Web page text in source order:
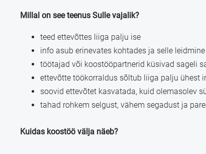
Millal on see teenus Sulle vajalik?
teed ettevõttes liiga palju ise
info asub erinevates kohtades ja selle
töötajad või koostööpartnerid küsivad sageli
ettevõtte töökorraldus sõltub liiga palju ühest
soovid ettevõtet kasvatada, kuid olemasolev
tahad rohkem selgust, vähem segadust ja
Kuidas koostöö välja näeb?